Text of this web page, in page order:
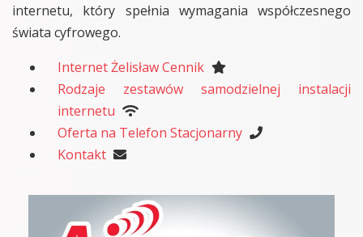
internetu, który spełnia wymagania współczesnego
świata cyfrowego.
Internet Żelisław Cennik
Rodzaje zestawów samodzielnej instalacji
internetu
Oferta na Telefon Stacjonarny
Kontakt